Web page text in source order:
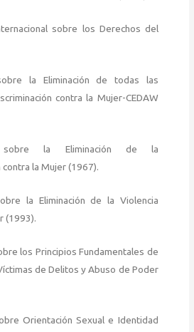
sobre los Derechos del
la Eliminación de todas las
contra la Mujer-CEDAW
sobre la Eliminación de la
contra la Mujer (1967).
la Eliminación de la Violencia
(1993).
los Principios Fundamentales de
de Delitos y Abuso de Poder
Orientación Sexual e Identidad